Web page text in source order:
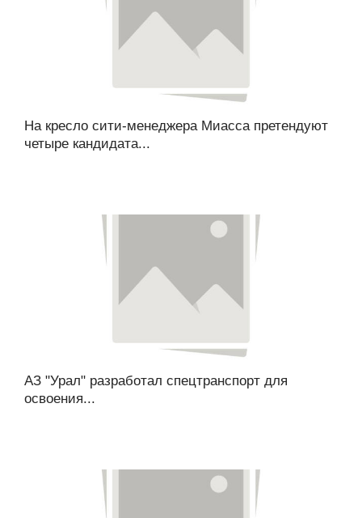
На кресло сити-менеджера Миасса претендуют
четыре кандидата...
АЗ "Урал" разработал спецтранспорт для
освоения...